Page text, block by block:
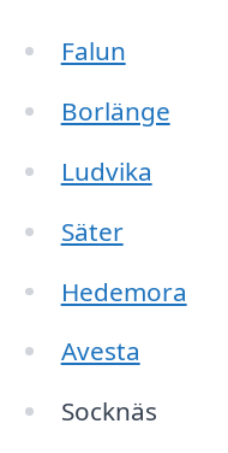
Falun
Borlänge
Ludvika
Säter
Hedemora
Avesta
Socknäs